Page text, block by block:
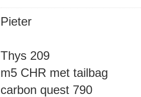
Pieter
Thys 209
m5 CHR met tailbag
carbon quest 790